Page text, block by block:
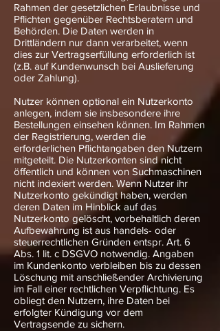
Rahmen der gesetzlichen Erlaubnisse und
Pflichten gegenüber Rechtsberatern und
Behörden. Die Daten werden in
Drittländern nur dann verarbeitet, wenn
dies zur Vertragserfüllung erforderlich ist
(z.B. auf Kundenwunsch bei Auslieferung
oder Zahlung).
Nutzer können optional ein Nutzerkonto
anlegen, indem sie insbesondere ihre
Bestellungen einsehen können. Im Rahmen
der Registrierung, werden die
erforderlichen Pflichtangaben den Nutzern
mitgeteilt. Die Nutzerkonten sind nicht
öffentlich und können von Suchmaschinen
nicht indexiert werden. Wenn Nutzer ihr
Nutzerkonto gekündigt haben, werden
deren Daten im Hinblick auf das
Nutzerkonto gelöscht, vorbehaltlich deren
Aufbewahrung ist aus handels- oder
steuerrechtlichen Gründen entspr. Art. 6
Abs. 1 lit. c DSGVO notwendig. Angaben
im Kundenkonto verbleiben bis zu dessen
Löschung mit anschließender Archivierung
im Fall einer rechtlichen Verpflichtung. Es
obliegt den Nutzern, ihre Daten bei
erfolgter Kündigung vor dem
Vertragsende zu sichern.